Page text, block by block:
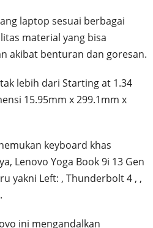
laptop sesuai berbagai
material yang bisa
akibat benturan dan goresan.
lebih dari Starting at 1.34
15.95mm x 299.1mm x
keyboard khas
Lenovo Yoga Book 9i 13 Gen
yakni Left: , Thunderbolt 4 , ,
ini mengandalkan